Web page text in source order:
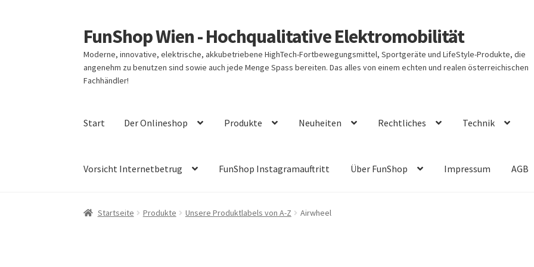
Zur
Navigation
springen
Zum
Inhalt
springen
FunShop Wien - Hochqualitative Elektromobilität
Moderne, innovative, elektrische, akkubetriebene HighTech-Fortbewegungsmittel, Sportgeräte und LifeStyle-Produkte, die
angenehm zu benutzen sind sowie auch jede Menge Spass bereiten. Das alles von einem echten und realen österreichischen
Fachhändler!
Start Der Onlineshop Produkte Neuheiten Rechtliches Technik
Vorsicht Internetbetrug FunShop Instagramauftritt Über FunShop Impressum AGB
Startseite Produkte Unsere Produktlabels von A-Z Airwheel